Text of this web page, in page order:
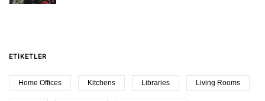
ETIKETLER
Home Offices Kitchens Libraries Living Rooms